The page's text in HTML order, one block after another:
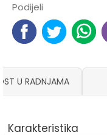
Podijeli
U RADNJAMA
Karakteristika